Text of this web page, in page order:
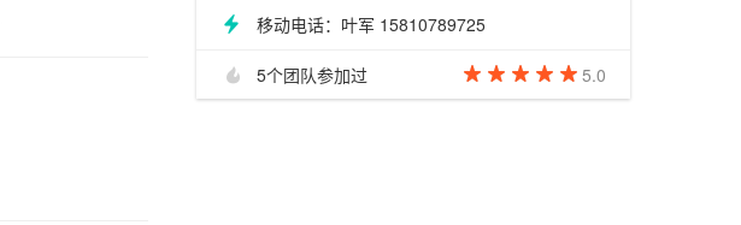
移动电话：叶军 15810789725
5个团队参加过 5.0